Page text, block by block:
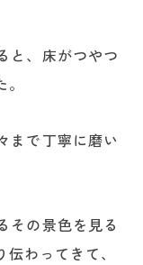
と、床がつやつ
まで丁寧に磨い
その景色を見る
わってきて、